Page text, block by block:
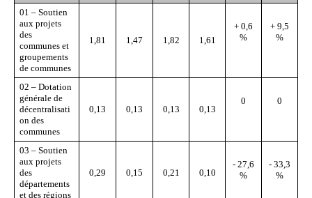
01 – Soutien
aux projets
des
communes et
groupements
de communes
1,81 1,47 1,82 1,61
+ 0,6
%
+ 9,5
%
02 – Dotation
générale de
décentralisati
on des
communes
0,13 0,13 0,13 0,13
0 0
03 – Soutien
aux projets
des
départements
et des régions
0,29 0,15 0,21 0,10
- 27,6
%
- 33,3
%